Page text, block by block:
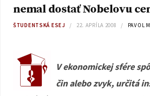
nemal dostať Nobelovu
ŠTUDENTSKÁ ESEJ 22. APRÍLA 2008 PAVOL
V ekonomickej sfére
čin alebo zvyk, určitá